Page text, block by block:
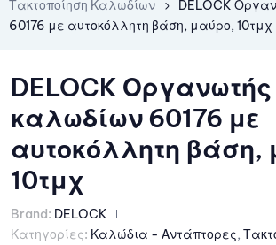
Τακτοποίηση Καλωδίων
DELOCK
60176 με αυτοκόλλητη βάση, μαύρο, 10τμχ
DELOCK Οργανωτής
καλωδίων 60176 με
αυτοκόλλητη βάση,
10τμχ
Brand: DELOCK
Κατηγορίες: Καλώδια - Αντάπτορες,